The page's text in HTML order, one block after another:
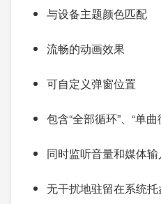
与设备主题颜色匹配
流畅的动画效果
可自定义弹窗位置
包含“全部循环”、“单
同时监听音量和媒体输
无干扰地驻留在系统托